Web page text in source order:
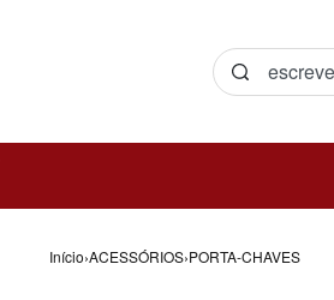
Início›ACESSÓRIOS›PORTA-CHAVES